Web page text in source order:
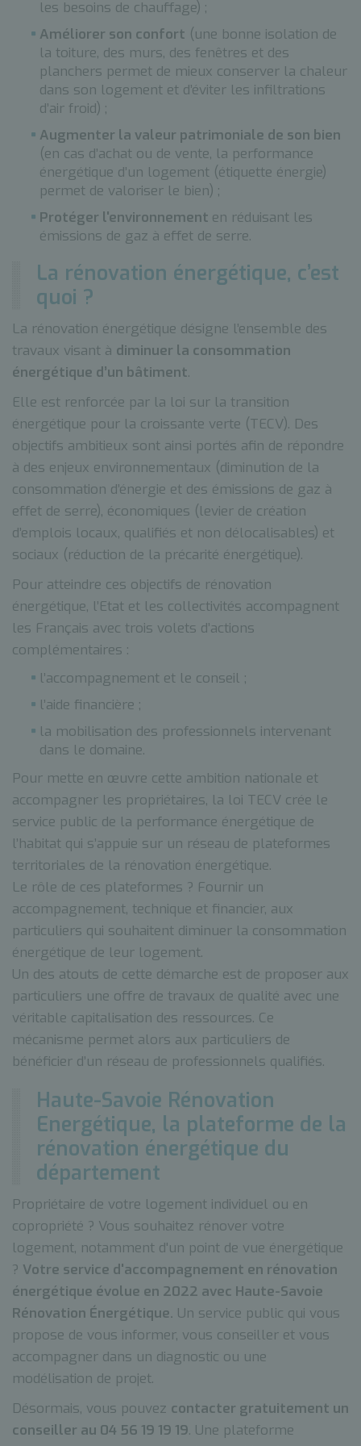
les besoins de chauffage) ;
Améliorer son confort (une bonne isolation de
la toiture, des murs, des fenêtres et des
planchers permet de mieux conserver la chaleur
dans son logement et d’éviter les infiltrations
d’air froid) ;
Augmenter la valeur patrimoniale de son bien
(en cas d’achat ou de vente, la performance
énergétique d’un logement (étiquette énergie)
permet de valoriser le bien) ;
Protéger l'environnement en réduisant les
émissions de gaz à effet de serre.
La rénovation énergétique, c’est
quoi ?
La rénovation énergétique désigne l’ensemble des
travaux visant à diminuer la consommation
énergétique d’un bâtiment.
Elle est renforcée par la loi sur la transition
énergétique pour la croissante verte (TECV). Des
objectifs ambitieux sont ainsi portés afin de répondre
à des enjeux environnementaux (diminution de la
consommation d’énergie et des émissions de gaz à
effet de serre), économiques (levier de création
d’emplois locaux, qualifiés et non délocalisables) et
sociaux (réduction de la précarité énergétique).
Pour atteindre ces objectifs de rénovation
énergétique, l’Etat et les collectivités accompagnent
les Français avec trois volets d’actions
complémentaires :
l’accompagnement et le conseil ;
l’aide financière ;
la mobilisation des professionnels intervenant
dans le domaine.
Pour mette en œuvre cette ambition nationale et
accompagner les propriétaires, la loi TECV crée le
service public de la performance énergétique de
l’habitat qui s’appuie sur un réseau de plateformes
territoriales de la rénovation énergétique.
Le rôle de ces plateformes ? Fournir un
accompagnement, technique et financier, aux
particuliers qui souhaitent diminuer la consommation
énergétique de leur logement.
Un des atouts de cette démarche est de proposer aux
particuliers une offre de travaux de qualité avec une
véritable capitalisation des ressources. Ce
mécanisme permet alors aux particuliers de
bénéficier d’un réseau de professionnels qualifiés.
Haute-Savoie Rénovation
Energétique, la plateforme de la
rénovation énergétique du
département
Propriétaire de votre logement individuel ou en
copropriété ? Vous souhaitez rénover votre
logement, notamment d'un point de vue énergétique
? Votre service d'accompagnement en rénovation
énergétique évolue en 2022 avec Haute-Savoie
Rénovation Énergétique. Un service public qui vous
propose de vous informer, vous conseiller et vous
accompagner dans un diagnostic ou une
modélisation de projet.
Désormais, vous pouvez contacter gratuitement un
conseiller au 04 56 19 19 19. Une plateforme